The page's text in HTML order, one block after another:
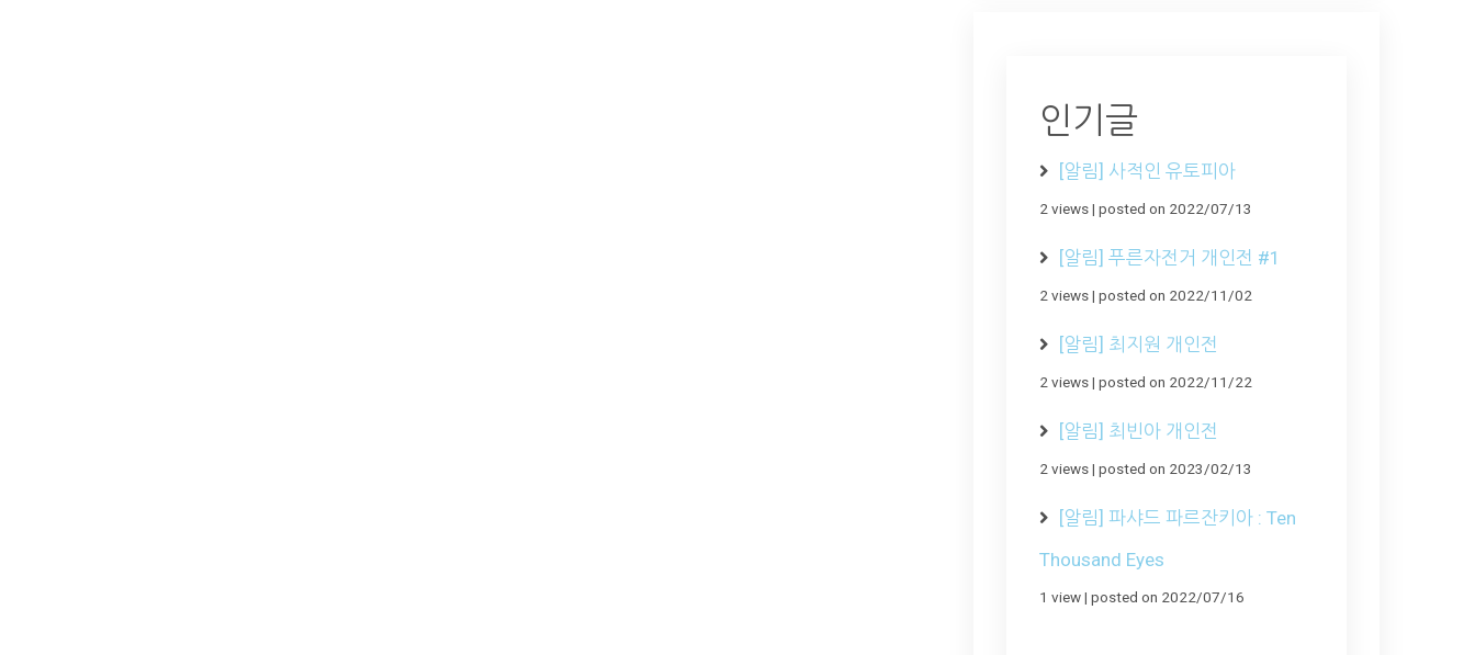
인기글
[알림] 사적인 유토피아
2 views| posted on 2022/07/13
[알림] 푸른자전거 개인전 #1
2 views| posted on 2022/11/02
[알림] 최지원 개인전
2 views| posted on 2022/11/22
[알림] 최빈아 개인전
2 views| posted on 2023/02/13
[알림] 파샤드 파르잔키아 : Ten
Thousand Eyes
1 view| posted on 2022/07/16